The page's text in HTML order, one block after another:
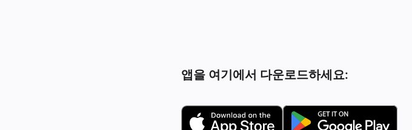
앱을 여기에서 다운로드하세요: